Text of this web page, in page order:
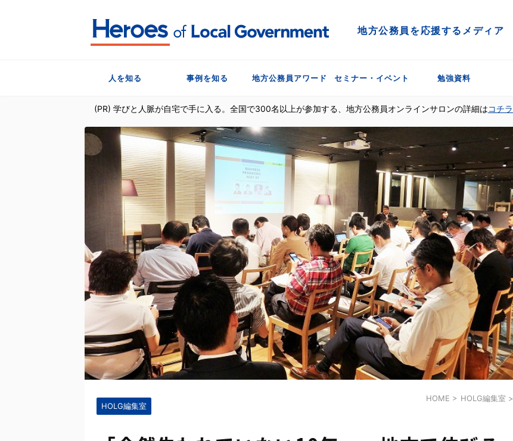
地方公務員を応援するメディア
人を知る 事例を知る 地方公務員アワード セミナー・イベント 勉強資料
(PR) 学びと人脈が自宅で手に入る。全国で300名以上が参加する、地方公務員オンラインサロンの詳細はコチラ
HOME > HOLG編集室 >
HOLG編集室